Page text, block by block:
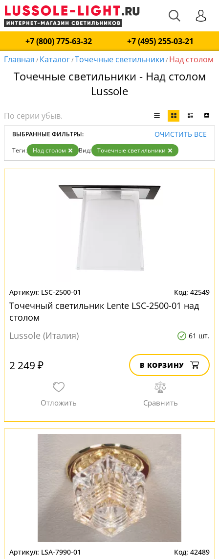
+7 (800) 775-63-32
+7 (495) 255-03-21
Главная / Каталог/Точечные светильники / Над столом
Точечные светильники - Над столом
Lussole
ВЫБРАННЫЕ ФИЛЬТРЫ: ОЧИСТИТЬ ВСЕ
Теги: Над столом Вид: Точечные светильники
LSC-2500-01 42549
Точечный светильник Lente LSC-2500-01 над
столом
Lussole (Италия)
61 шт.
2 249 ₽ В КОРЗИНУ
LSA-7990-01 42489